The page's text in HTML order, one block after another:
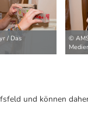
/ Das
©
und können